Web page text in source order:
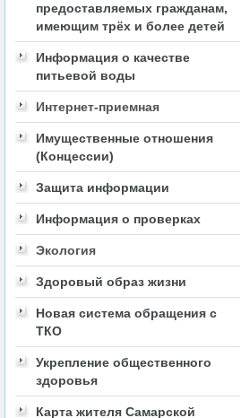
предоставляемых гражданам,
имеющим трёх и более детей
Информация о качестве
питьевой воды
Интернет-приемная
Имущественные отношения
(Концессии)
Защита информации
Информация о проверках
Экология
Здоровый образ жизни
Новая система обращения с
ТКО
Укрепление общественного
здоровья
Карта жителя Самарской